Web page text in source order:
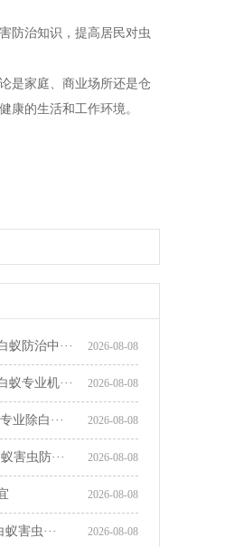
防治知识，提高居民对虫
是家庭、商业场所还是仓
康的生活和工作环境。
官方推荐常平镇杀虫公司
2026-08-08
防治中···
2026-08-08
专业机···
2026-08-08
业除白···
2026-08-08
害虫防···
2026-08-08
2026-08-08
害虫···